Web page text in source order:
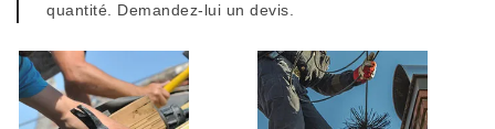
quantité. Demandez-lui un devis.